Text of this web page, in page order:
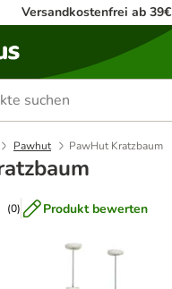
Versandkostenfrei ab 39€
Pawhut PawHut Kratzbaum
(0) Produkt bewerten